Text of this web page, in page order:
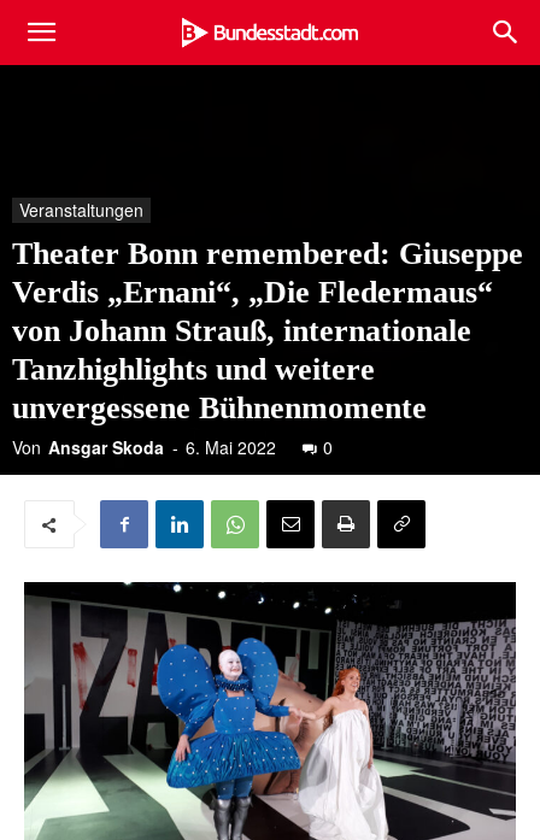
Veranstaltungen
Theater Bonn remembered: Giuseppe
Verdis „Ernani“, „Die Fledermaus“
von Johann Strauß, internationale
Tanzhighlights und weitere
unvergessene Bühnenmomente
Von Ansgar Skoda - 6. Mai 2022 0